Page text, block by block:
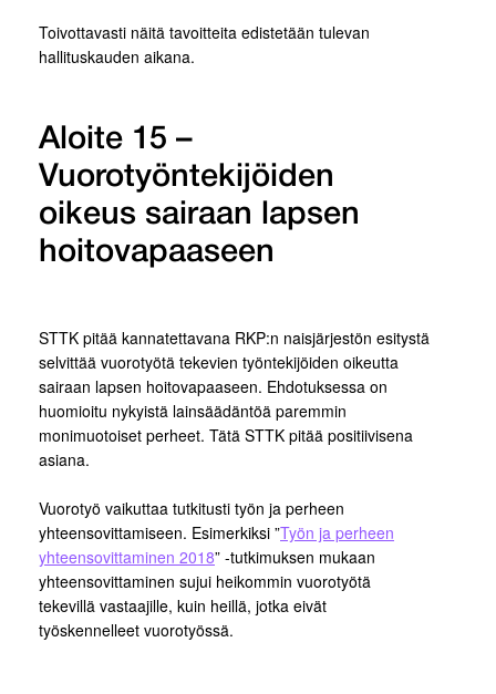
Toivottavasti näitä tavoitteita edistetään tulevan
hallituskauden aikana.
Aloite 15 –
Vuorotyöntekijöiden
oikeus sairaan lapsen
hoitovapaaseen
STTK pitää kannatettavana RKP:n naisjärjestön esitystä
selvittää vuorotyötä tekevien työntekijöiden oikeutta
sairaan lapsen hoitovapaaseen. Ehdotuksessa on
huomioitu nykyistä lainsäädäntöä paremmin
monimuotoiset perheet. Tätä STTK pitää positiivisena
asiana.
Vuorotyö vaikuttaa tutkitusti työn ja perheen
yhteensovittamiseen. Esimerkiksi ”Työn ja perheen
yhteensovittaminen 2018” -tutkimuksen mukaan
yhteensovittaminen sujui heikommin vuorotyötä
tekevillä vastaajille, kuin heillä, jotka eivät
työskennelleet vuorotyössä.